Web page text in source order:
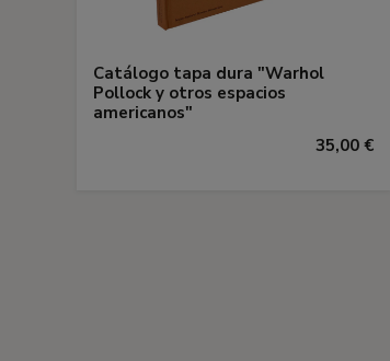
Catálogo tapa dura "Warhol
Pollock y otros espacios
americanos"
35,00 €